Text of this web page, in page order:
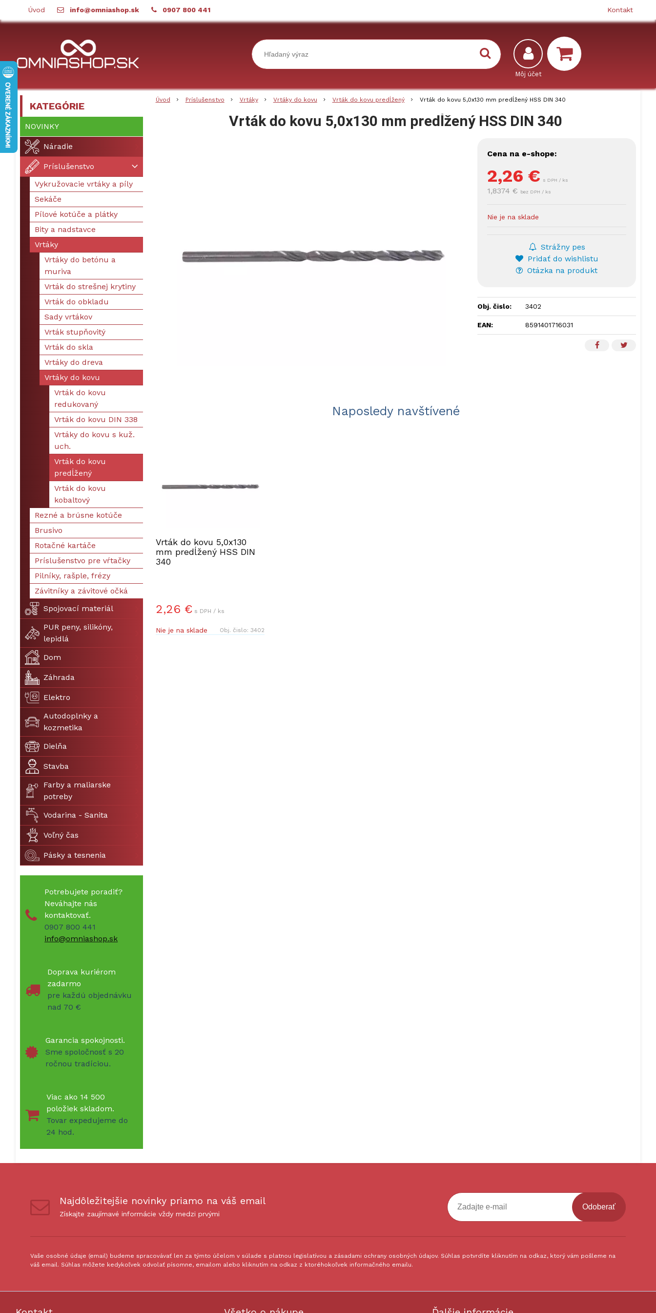
Úvod info@omniashop.sk 0907 800 441 Kontakt
Úvod Príslušenstvo Vrtáky Vrtáky do kovu Vrták do kovu predĺžený Vrták do kovu 5,0x130 mm predĺžený HSS DIN 340
Vrták do kovu 5,0x130 mm predĺžený HSS DIN 340
Cena na e-shope:
2,26 € s DPH / ks
1,8374 € bez DPH / ks
Nie je na sklade
Strážny pes
Pridať do wishlistu
Otázka na produkt
Obj. čislo: 3402
EAN: 8591401716031
Naposledy navštívené
Vrták do kovu 5,0x130
mm predĺžený HSS DIN
340
2,26 € s DPH / ks
Nie je na sklade Obj. čislo:3402
KATEGÓRIE
NOVINKY
Náradie
Príslušenstvo
Vykružovacie vrtáky a píly
Sekáče
Pílové kotúče a plátky
Bity a nadstavce
Vrtáky
Vrtáky do betónu a
muriva
Vrták do strešnej krytiny
Vrták do obkladu
Sady vrtákov
Vrták stupňovitý
Vrták do skla
Vrtáky do dreva
Vrtáky do kovu
Vrták do kovu
redukovaný
Vrták do kovu DIN 338
Vrtáky do kovu s kuž.
uch.
Vrták do kovu
predĺžený
Vrták do kovu
kobaltový
Rezné a brúsne kotúče
Brusivo
Rotačné kartáče
Príslušenstvo pre vŕtačky
Pilníky, rašple, frézy
Závitníky a závitové očká
Spojovací materiál
PUR peny, silikóny,
lepidlá
Dom
Záhrada
Elektro
Autodoplnky a
kozmetika
Dielňa
Stavba
Farby a maliarske
potreby
Vodarina - Sanita
Voľný čas
Pásky a tesnenia
Potrebujete poradiť?
Neváhajte nás
kontaktovať.
0907 800 441
info@omniashop.sk
Doprava kuriérom
zadarmo
pre každú objednávku
nad 70 €
Garancia spokojnosti.
Sme spoločnosť s 20
ročnou tradíciou.
Viac ako 14 500
položiek skladom.
Tovar expedujeme do
24 hod.
Najdôležitejšie novinky priamo na váš email
Získajte zaujímavé informácie vždy medzi prvými
Odoberať
Vaše osobné údaje (email) budeme spracovávať len za týmto účelom v súlade s platnou legislatívou a zásadami ochrany osobných údajov. Súhlas potvrdíte kliknutím na odkaz, ktorý vám pošleme na
váš email. Súhlas môžete kedykoľvek odvolať písomne, emailom alebo kliknutím na odkaz z ktoréhokoľvek informačného emailu.